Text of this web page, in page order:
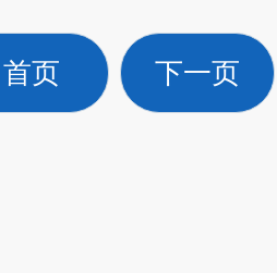
首页 下一页